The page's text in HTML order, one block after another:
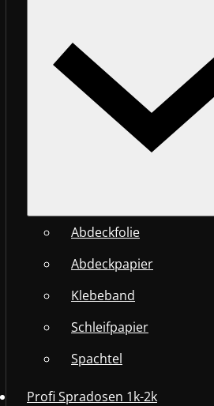
Abdeckfolie
Abdeckpapier
Klebeband
Schleifpapier
Spachtel
Profi Spradosen 1k-2k